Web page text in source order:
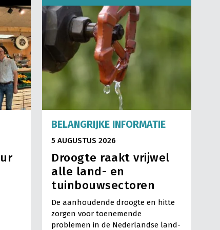
BELANGRIJKE INFORMATIE
5 AUGUSTUS 2026
Droogte raakt vrijwel
alle land- en
tuinbouwsectoren
De aanhoudende droogte en hitte
zorgen voor toenemende
problemen in de Nederlandse land-